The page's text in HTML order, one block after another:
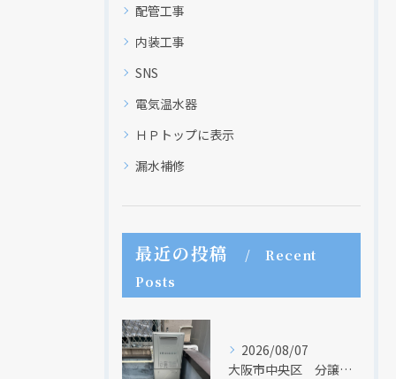
配管工事
内装工事
SNS
電気温水器
ＨＰトップに表示
漏水補修
最近の投稿
Recent
Posts
2026/08/07
大阪市中央区 分譲マンションの給湯器取替リフォーム工事 UV除菌機能搭載給湯器